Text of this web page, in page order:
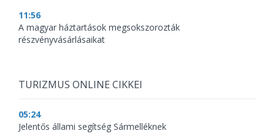
11:56
A magyar háztartások megsokszorozták
részvényvásárlásaikat
TURIZMUS ONLINE CIKKEI
05:24
Jelentős állami segítség Sármelléknek